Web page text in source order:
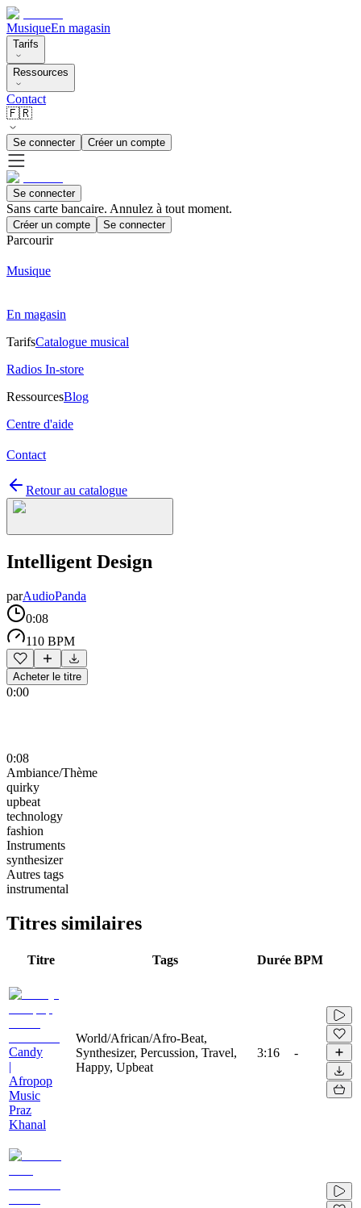
MusiqueEn magasin
Tarifs
Ressources
Contact
🇫🇷
Se connecter Créer un compte
Se connecter
Sans carte bancaire. Annulez à tout moment.
Créer un compte Se connecter
Parcourir
Musique
En magasin
TarifsCatalogue musical
Radios In-store
RessourcesBlog
Centre d'aide
Contact
Retour au catalogue
Intelligent Design
parAudioPanda
0:08
110 BPM
Acheter le titre
0:00
0:08
Ambiance/Thème
quirky
upbeat
technology
fashion
Instruments
synthesizer
Autres tags
instrumental
Titres similaires
Titre Tags Durée BPM
Candy
|
Afropop
Music
Praz
Khanal
World/African/Afro-Beat,
Synthesizer, Percussion, Travel,
Happy, Upbeat
3:16 -